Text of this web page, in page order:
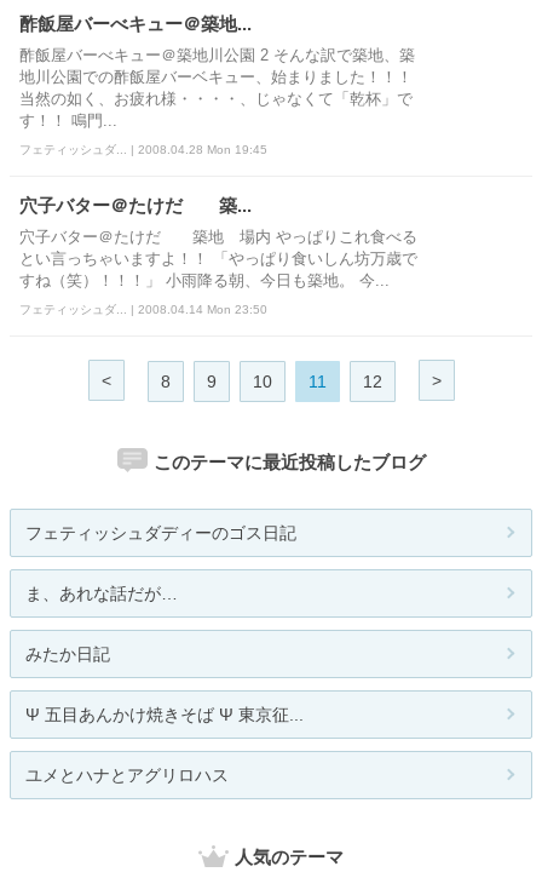
酢飯屋バーべキュー＠築地...
酢飯屋バーべキュー＠築地川公園 2 そんな訳で築地、築
地川公園での酢飯屋バーベキュー、始まりました！！！
当然の如く、お疲れ様・・・・、じゃなくて「乾杯」で
す！！ 鳴門...
フェティッシュダ... | 2008.04.28 Mon 19:45
穴子バター＠たけだ 築...
穴子バター＠たけだ 築地 場内 やっぱりこれ食べる
とい言っちゃいますよ！！ 「やっぱり食いしん坊万歳で
すね（笑）！！！」 小雨降る朝、今日も築地。 今...
フェティッシュダ... | 2008.04.14 Mon 23:50
< 8 9 10 11 12 >
このテーマに最近投稿したブログ
フェティッシュダディーのゴス日記
ま、あれな話だが…
みたか日記
Ψ 五目あんかけ焼きそば Ψ 東京征...
ユメとハナとアグリロハス
人気のテーマ